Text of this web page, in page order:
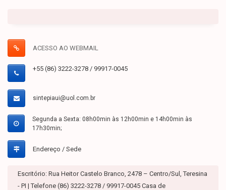
ACESSO AO WEBMAIL
+55 (86) 3222-3278 / 99917-0045
sintepiaui@uol.com.br
Segunda a Sexta: 08h00min às 12h00min e 14h00min às
17h30min;
Endereço / Sede
Escritório: Rua Heitor Castelo Branco, 2478 – Centro/Sul, Teresina
- PI | Telefone (86) 3222-3278 / 99917-0045 Casa de